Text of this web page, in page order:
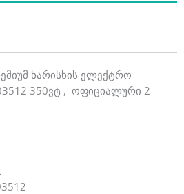
ხარისხის ელექტრო
350ვტ , ოფიციალური 2